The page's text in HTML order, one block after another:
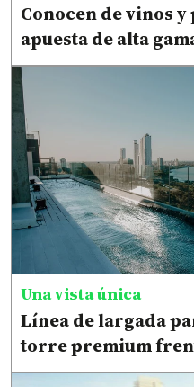
Conocen de vinos
apuesta de alta
Una vista única
Línea de largada
torre premium